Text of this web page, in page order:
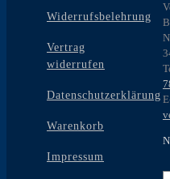
Widerrufsbelehrung
Vertrag
widerrufen
Datenschutzerklärung
Warenkorb
Impressum